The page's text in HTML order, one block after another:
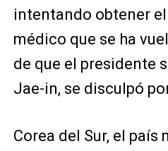
intentando obtener
médico que se ha
de que el presidente
Jae-in, se disculpó
Corea del Sur, el